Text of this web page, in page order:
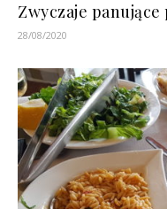
Zwyczaje
28/08/2020